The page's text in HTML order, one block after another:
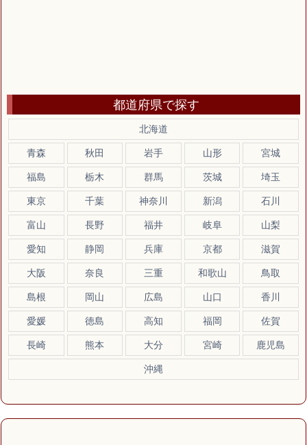
都道府県で探す
北海道
青森 秋田 岩手 山形 宮城
福島 栃木 群馬 茨城 埼玉
東京 千葉 神奈川 新潟 石川
富山 長野 福井 岐阜 山梨
愛知 静岡 兵庫 京都 滋賀
大阪 奈良 三重 和歌山 鳥取
島根 岡山 広島 山口 香川
愛媛 徳島 高知 福岡 佐賀
長崎 熊本 大分 宮崎 鹿児島
沖縄